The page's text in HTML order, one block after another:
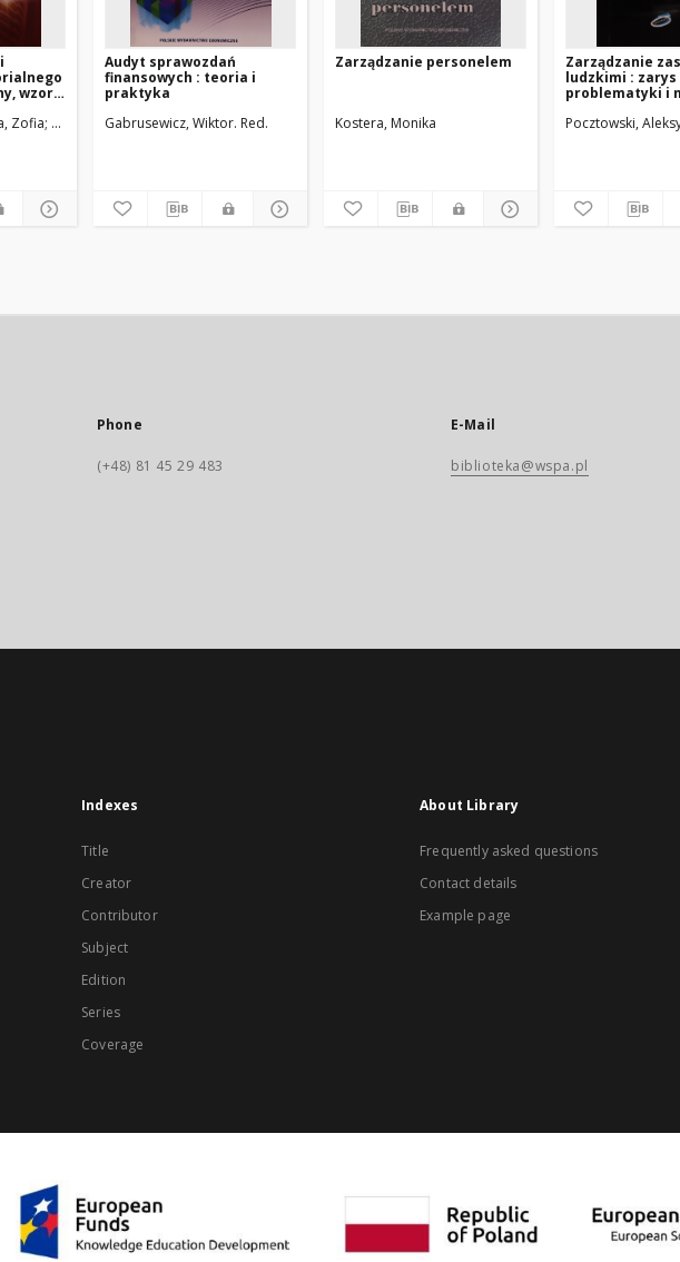
wzory
Zofia Sputowski, Arkadiusz Jerzy
Audyt sprawozdań
finansowych : teoria i
praktyka
Gabrusewicz, Wiktor. Red.
Zarządzanie personelem
Kostera, Monika
Zarządzanie
ludzkimi : zarys
problematyki i
Pocztowski,
Phone
(+48) 81 45 29 483
E-Mail
biblioteka@wspa.pl
Indexes
Title
Creator
Contributor
Subject
Edition
Series
Coverage
About Library
Frequently asked questions
Contact details
Example page